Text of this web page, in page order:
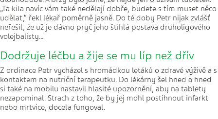
„Ta kila navíc vám také nedělají dobře, budete s tím muset něco
udělat,“ řekl lékař poměrně jasně. Do té doby Petr nijak zvlášť
neřešil, že už je dávno pryč jeho štíhlá postava druholigového
volejbalisty…
Dodržuje léčbu a žije se mu líp než dřív
Z ordinace Petr vycházel s hromádkou letáků o zdravé výživě a s
kontaktem na nutriční terapeutku. Do lékárny šel hned a hned
si také na mobilu nastavil hlasité upozornění, aby na tablety
nezapomínal. Strach z toho, že by jej mohl postihnout infarkt
nebo mrtvice, docela fungoval.